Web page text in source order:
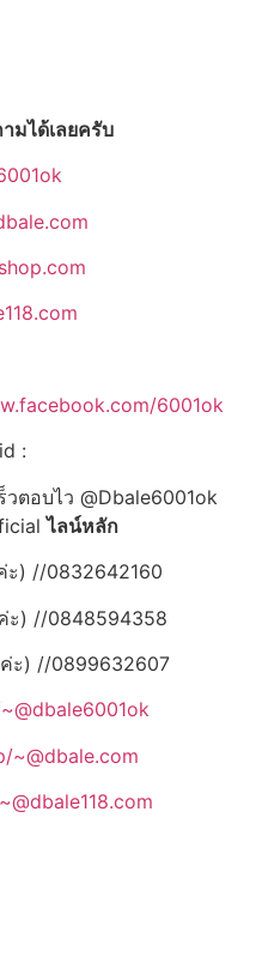
มได้เลยครับ
6001ok
:
ตอบไว @Dbale6001ok
ไลน์หลัก
ะ) //0832642160
ะ) //0848594358
ะ) //0899632607
~@dbale.com